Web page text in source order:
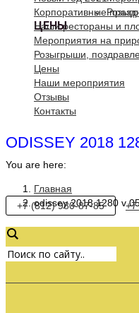
ЦЕНЫ
Корпоративные
Наши рестораны и
Мероприятия на
Розыгрыши,
Цены
Наши мероприятия
Отзывы
Контакты
ODISSEY 2018
You are here:
Главная
odissey 2018 1280 v
+7 (812) 980-87-85 +7